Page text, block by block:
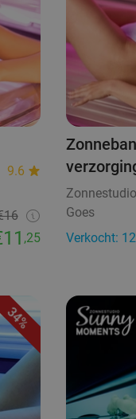
9.6
,25
Goes
Verkocht:
34%